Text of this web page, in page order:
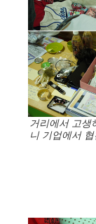
거리에서 고생
니 기업에서